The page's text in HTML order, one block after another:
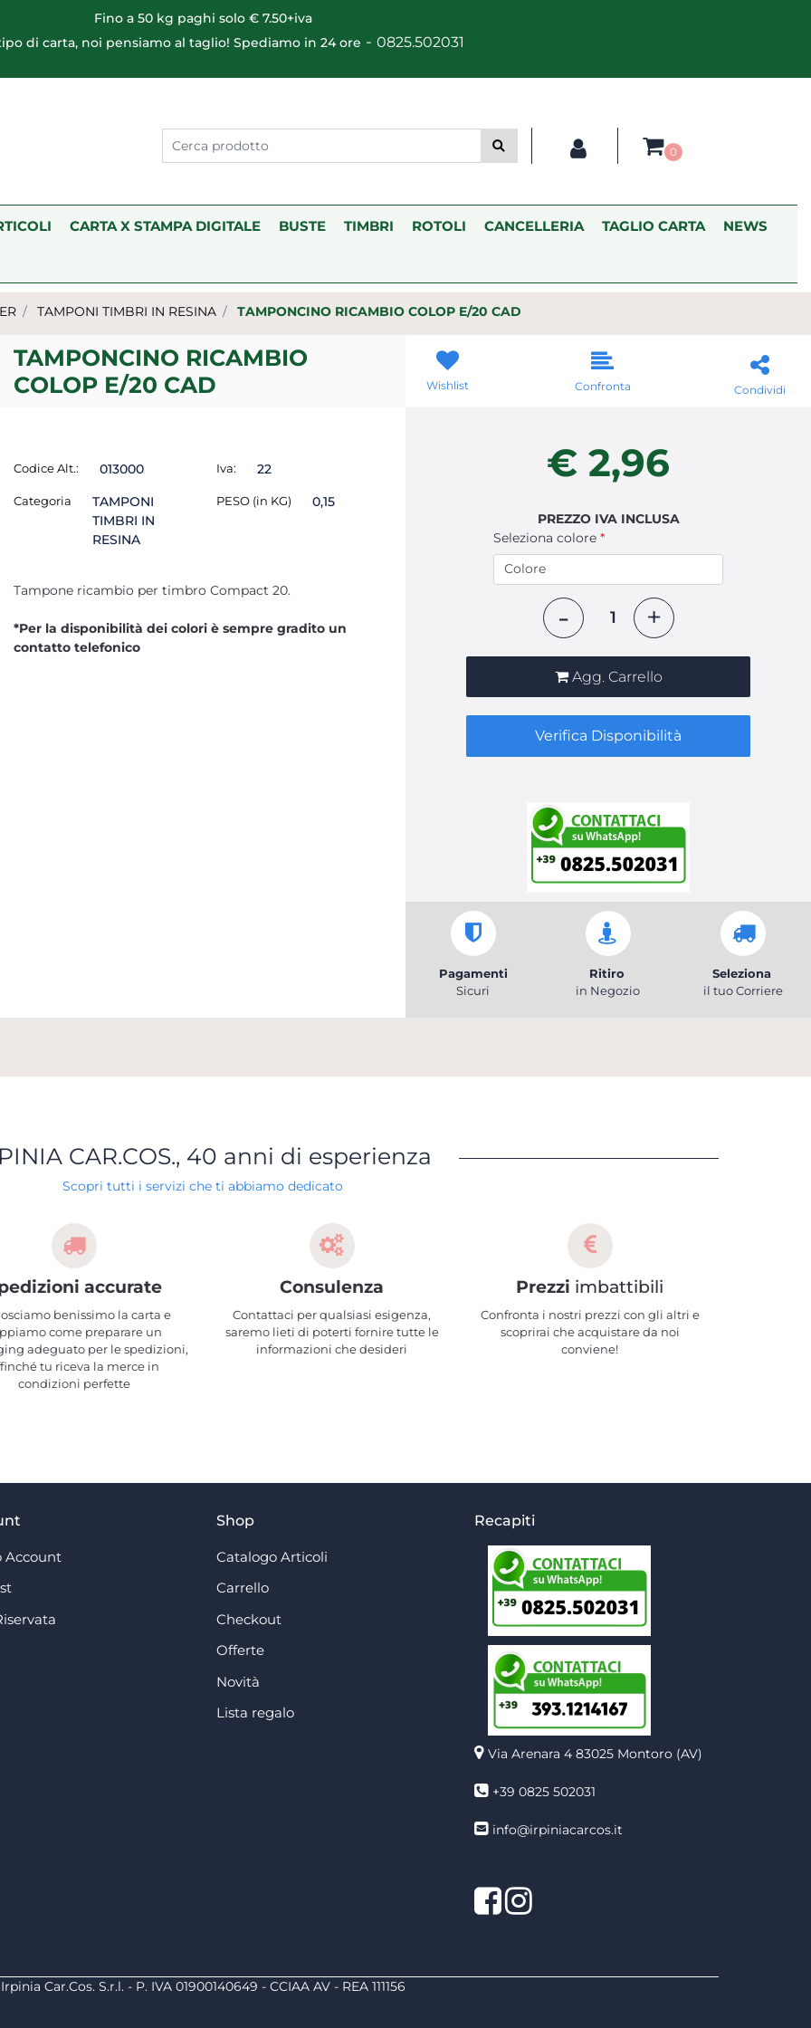
Fino a 50 kg paghi solo € 7.50+iva
di carta, noi pensiamo al taglio! Spediamo in 24 ore - 0825.502031
0
CARTA X STAMPA DIGITALE BUSTE TIMBRI ROTOLI CANCELLERIA TAGLIO CARTA NEWS
TAMPONI TIMBRI IN RESINA TAMPONCINO RICAMBIO COLOP E/20 CAD
TAMPONCINO RICAMBIO
COLOP E/20 CAD
Codice Alt.: 013000
Categoria
TAMPONI
TIMBRI IN
RESINA
Iva: 22
PESO (in KG) 0,15
Tampone ricambio per timbro Compact 20.
*Per la disponibilità dei colori è sempre gradito un
contatto telefonico
Wishlist Confronta Condividi
€ 2,96
PREZZO IVA INCLUSA
Seleziona colore*
Agg. Carrello
Verifica Disponibilità
Pagamenti
Sicuri
Ritiro
in Negozio
Seleziona
il tuo Corriere
CAR.COS., 40 anni di esperienza
Scopri tutti i servizi che ti abbiamo dedicato
accurate
benissimo la carta e
come preparare un
adeguato per le spedizioni,
tu riceva la merce in
condizioni perfette
Consulenza
Contattaci per qualsiasi esigenza,
saremo lieti di poterti fornire tutte le
informazioni che desideri
Prezzi imbattibili
Confronta i nostri prezzi con gli altri e
scoprirai che acquistare da noi
conviene!
Account
Shop
Catalogo Articoli
Carrello
Checkout
Offerte
Novità
Lista regalo
Recapiti
Via Arenara 4 83025 Montoro (AV)
+39 0825 502031
info@irpiniacarcos.it
FacebookInstagram
Irpinia Car.Cos. S.r.l. - P. IVA 01900140649 - CCIAA AV - REA 111156